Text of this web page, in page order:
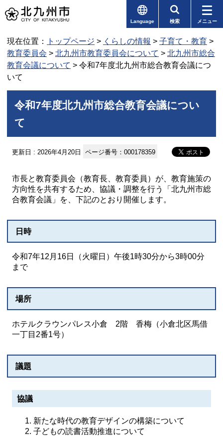
Language 検索 メニュー
現在位置： トップページ > くらしの情報 > 子育て・教育 >
教育委員会 > 北九州市教育委員会について > 北九州市総合
教育会議について > 令和7年度北九州市総合教育会議につ
いて
令和7年度北九州市総合教育会議につい
て
更新日 : 2026年4月20日 ページ番号：000178359
市長と教育委員会（教育長、教育委員）が、教育施策の
方向性を共有するため、協議・調整を行う「北九州市総
合教育会議」を、下記のとおり開催します。
日時
令和7年12月16日（火曜日）午後1時30分から3時00分
まで
場所
ホテルクラウンパレス小倉 2階 香梅（小倉北区馬借
一丁目2番1号）
議題
協議
新たな時代の教育デザインの構築について
子どもの読書活動推進について